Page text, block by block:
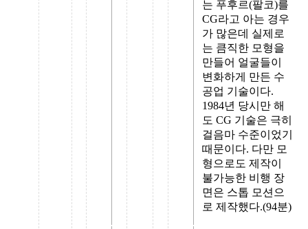
는 푸후르(팔코)를
CG라고 아는 경우
가 많은데 실제로
는 큼직한 모형을
만들어 얼굴들이
변화하게 만든 수
공업 기술이다.
1984년 당시만 해
도 CG 기술은 극히
걸음마 수준이었기
때문이다. 다만 모
형으로도 제작이
불가능한 비행 장
면은 스톱 모션으
로 제작했다.(94분)